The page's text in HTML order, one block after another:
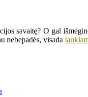
savaitę? O gal
nebepadės, visada